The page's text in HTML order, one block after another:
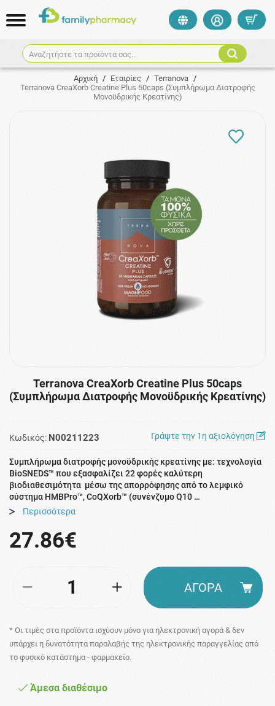
Αναζητήστε τα προϊόντα σας...
Αρχική / Εταιρίες / Terranova /
Terranova CreaXorb Creatine Plus 50caps (Συμπλήρωμα Διατροφής
Μονοϋδρικής Κρεατίνης)
Terranova CreaXorb Creatine Plus 50caps
(Συμπλήρωμα Διατροφής Μονοϋδρικής Κρεατίνης)
Κωδικός: N00211223 Γράψτε την 1η αξιολόγηση
Συμπλήρωμα διατροφής μονοϋδρικής κρεατίνης με: τεχνολογία
BioSNEDS™ που εξασφαλίζει 22 φορές καλύτερη
βιοδιαθεσιμότητα μέσω της απορρόφησης από το λεμφικό
σύστημα HMBPro™, CoQXorb™ (συνένζυμο Q10 …
Περισσότερα
27.86€
* Οι τιμές στα προϊόντα ισχύουν μόνο για ηλεκτρονική αγορά & δεν
υπάρχει η δυνατότητα παραλαβής της ηλεκτρονικής παραγγελίας από
το φυσικό κατάστημα - φαρμακείο.
Άμεσα διαθέσιμο
ΑΓΟΡΑ